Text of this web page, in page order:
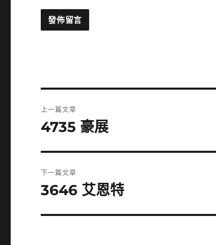
章
上一篇文章
上
篇
文
4735 豪展
下一篇文章
下
篇
3646 艾恩特